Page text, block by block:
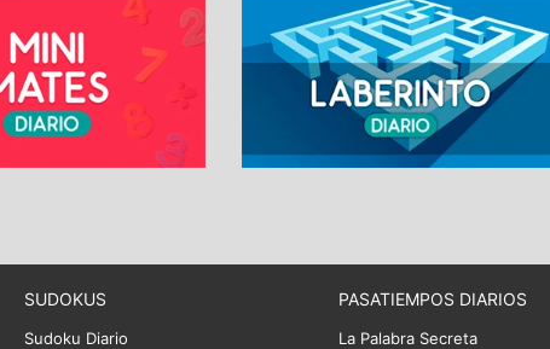
SUDOKUS
Sudoku Diario
PASATIEMPOS DIARIOS
La Palabra Secreta